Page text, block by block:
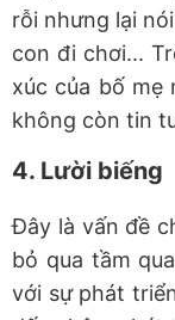
rỗi nhưng lại
con đi chơi...
xúc của bố mẹ
không còn tin
4. Lười biếng
Đây là vấn đề
bỏ qua tầm
với sự phát